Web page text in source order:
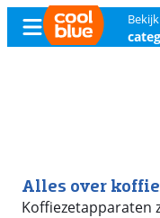
Alles over
Koffiezetapparaten